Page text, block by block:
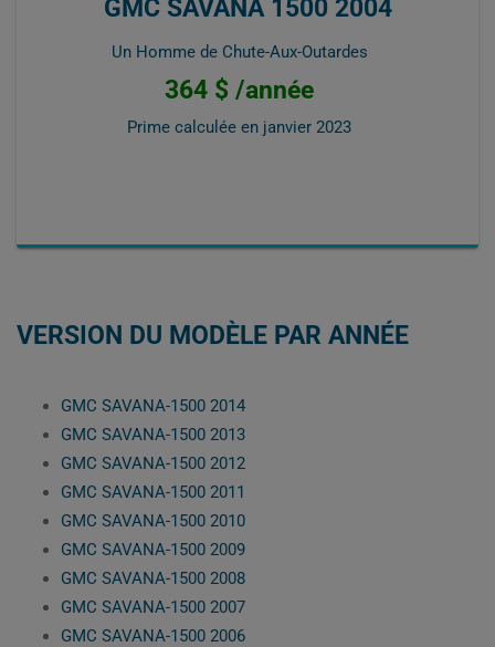
GMC SAVANA 1500 2004
Un Homme de Chute-Aux-Outardes
364 $ /année
Prime calculée en janvier 2023
VERSION DU MODÈLE PAR ANNÉE
GMC SAVANA-1500 2014
GMC SAVANA-1500 2013
GMC SAVANA-1500 2012
GMC SAVANA-1500 2011
GMC SAVANA-1500 2010
GMC SAVANA-1500 2009
GMC SAVANA-1500 2008
GMC SAVANA-1500 2007
GMC SAVANA-1500 2006